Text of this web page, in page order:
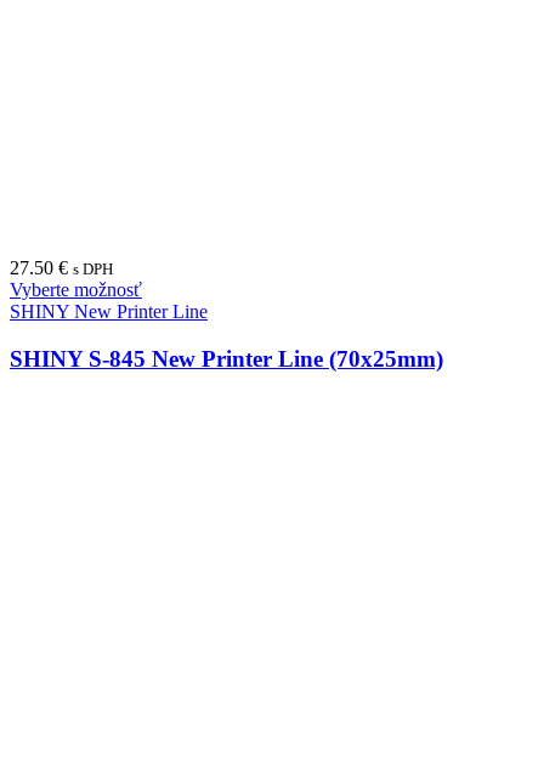
27.50 € s DPH
Vyberte možnosť
SHINY New Printer Line
SHINY S-845 New Printer Line (70x25mm)